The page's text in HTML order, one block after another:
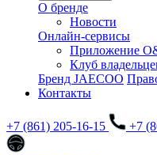
О бренде
Новости
Онлайн-сервисы
Приложение
Клуб
Бренд JAECOO
Контакты
+7 (861) 205-16-15 +7